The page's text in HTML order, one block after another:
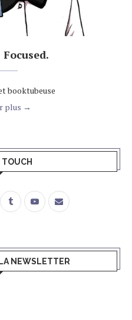
booktubeuse
plus →
TOUCH
NEWSLETTER